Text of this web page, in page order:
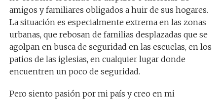
amigos y familiares obligados a huir de sus hogares.
La situación es especialmente extrema en las zonas
urbanas, que rebosan de familias desplazadas que se
agolpan en busca de seguridad en las escuelas, en los
patios de las iglesias, en cualquier lugar donde
encuentren un poco de seguridad.
Pero siento pasión por mi país y creo en mi